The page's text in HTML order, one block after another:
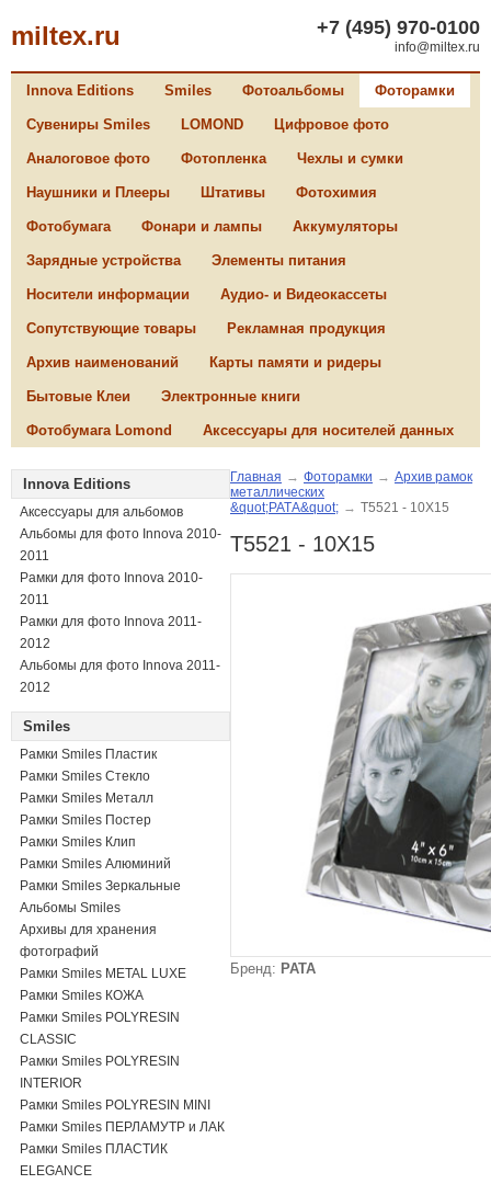
miltex.ru +7 (495) 970-0100
info@miltex.ru
Innova Editions Smiles Фотоальбомы Фоторамки
Сувениры Smiles LOMOND Цифровое фото
Аналоговое фото Фотопленка Чехлы и сумки
Наушники и Плееры Штативы Фотохимия
Фотобумага Фонари и лампы Аккумуляторы
Зарядные устройства Элементы питания
Носители информации Аудио- и Видеокассеты
Сопутствующие товары Рекламная продукция
Архив наименований Карты памяти и ридеры
Бытовые Клеи Электронные книги
Фотобумага Lomond Аксессуары для носителей данных
Innova Editions
Аксессуары для альбомов
Альбомы для фото Innova 2010-
2011
Рамки для фото Innova 2010-
2011
Рамки для фото Innova 2011-
2012
Альбомы для фото Innova 2011-
2012
Smiles
Рамки Smiles Пластик
Рамки Smiles Стекло
Рамки Smiles Металл
Рамки Smiles Постер
Рамки Smiles Клип
Рамки Smiles Алюминий
Рамки Smiles Зеркальные
Альбомы Smiles
Архивы для хранения
фотографий
Рамки Smiles METAL LUXE
Рамки Smiles КОЖА
Рамки Smiles POLYRESIN
CLASSIC
Рамки Smiles POLYRESIN
INTERIOR
Рамки Smiles POLYRESIN MINI
Рамки Smiles ПЕРЛАМУТР и ЛАК
Рамки Smiles ПЛАСТИК
ELEGANCE
Главная → Фоторамки → Архив рамок
металлических
&quot;РАТА&quot; → T5521 - 10X15
T5521 - 10X15
Бренд: РАТА